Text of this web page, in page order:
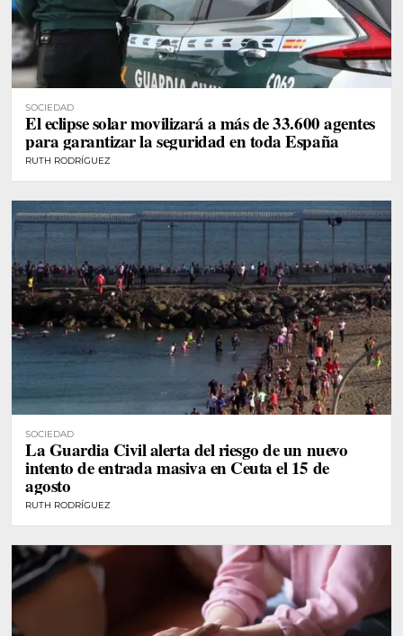
SOCIEDAD
El eclipse solar movilizará a más de 33.600 agentes
para garantizar la seguridad en toda España
RUTH RODRÍGUEZ
SOCIEDAD
La Guardia Civil alerta del riesgo de un nuevo
intento de entrada masiva en Ceuta el 15 de
agosto
RUTH RODRÍGUEZ